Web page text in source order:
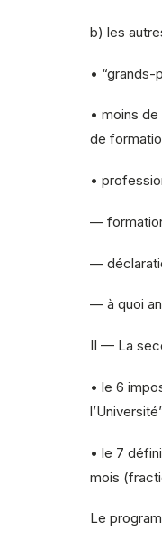
b) les
• “grands-
• moins
de
•
—
—
— à quoi
II — La
• le 6
• le 7
mois
Le